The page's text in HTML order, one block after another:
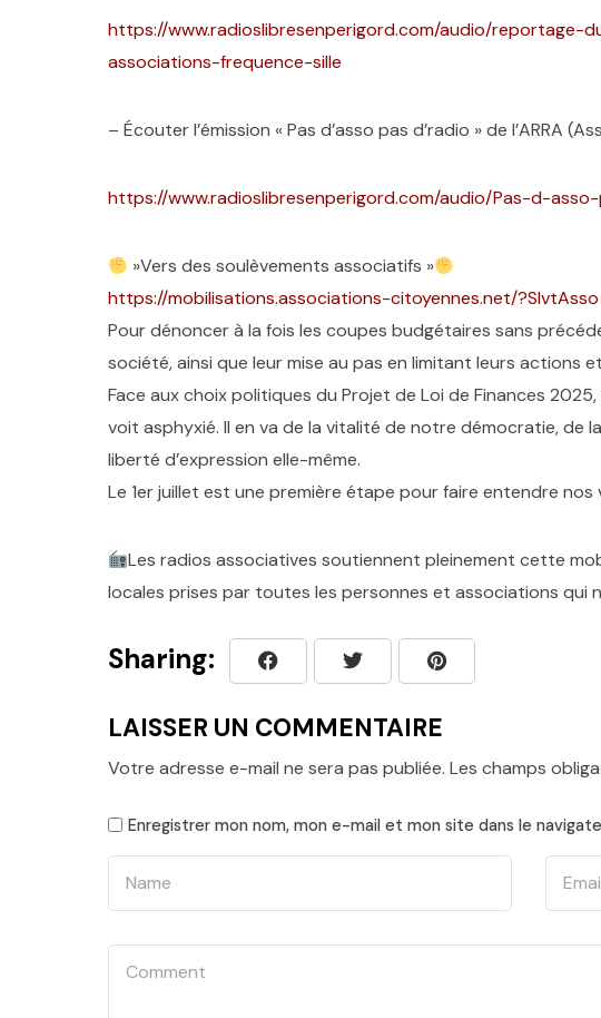
https://www.radioslibresenperigord.com/audio/reportage-
associations-frequence-sille
– Écouter l’émission « Pas d’asso pas d’radio » de l’ARRA
https://www.radioslibresenperigord.com/audio/Pas-d-
»Vers des soulèvements associatifs »
https://mobilisations.associations-citoyennes.net/?SlvtAsso
Pour dénoncer à la fois les coupes budgétaires sans
société, ainsi que leur mise au pas en limitant leurs actions
Face aux choix politiques du Projet de Loi de Finances
voit asphyxié. Il en va de la vitalité de notre démocratie, de
liberté d’expression elle-même.
Le 1er juillet est une première étape pour faire entendre
Les radios associatives soutiennent pleinement cette
locales prises par toutes les personnes et associations qui
Sharing:
LAISSER UN COMMENTAIRE
Votre adresse e-mail ne sera pas publiée. Les champs
Enregistrer mon nom, mon e-mail et mon site dans le